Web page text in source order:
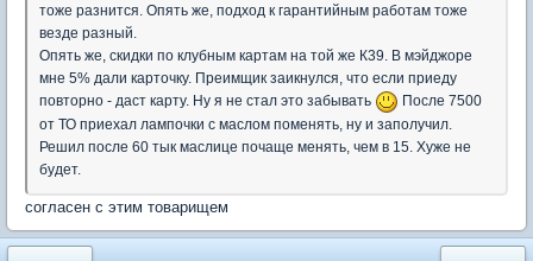
тоже разнится. Опять же, подход к гарантийным работам тоже
везде разный.
Опять же, скидки по клубным картам на той же К39. В мэйджоре
мне 5% дали карточку. Преимщик заикнулся, что если приеду
повторно - даст карту. Ну я не стал это забывать
После 7500
от ТО приехал лампочки с маслом поменять, ну и заполучил.
Решил после 60 тык маслице почаще менять, чем в 15. Хуже не
будет.
согласен с этим товарищем